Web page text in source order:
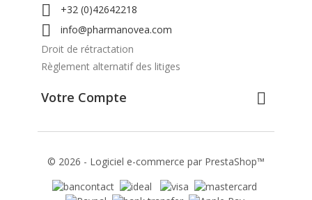
 +32 (0)42642218

info@pharmanovea.com
Droit de rétractation
Règlement alternatif des litiges
Votre Compte 
© 2026 - Logiciel e-commerce par PrestaShop™